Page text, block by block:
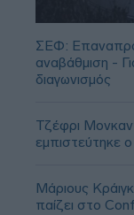
ΣΕΦ:
αναβάθμιση -
διαγωνισμός
Τζέφρι
εμπιστεύτηκε
Μάριους
παίζει στο